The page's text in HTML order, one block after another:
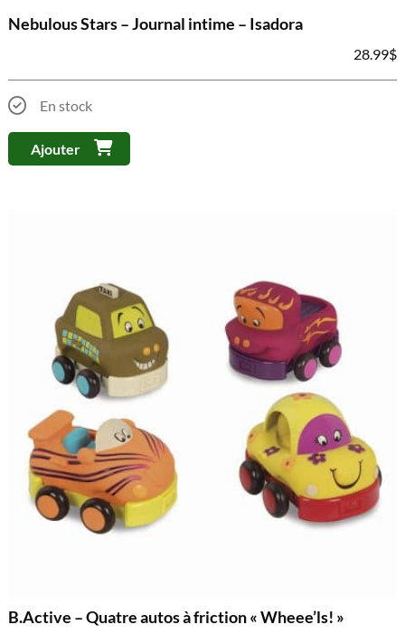
Nebulous Stars – Journal intime – Isadora
28.99$
En stock
Ajouter
B.Active – Quatre autos à friction « Wheee’ls! »